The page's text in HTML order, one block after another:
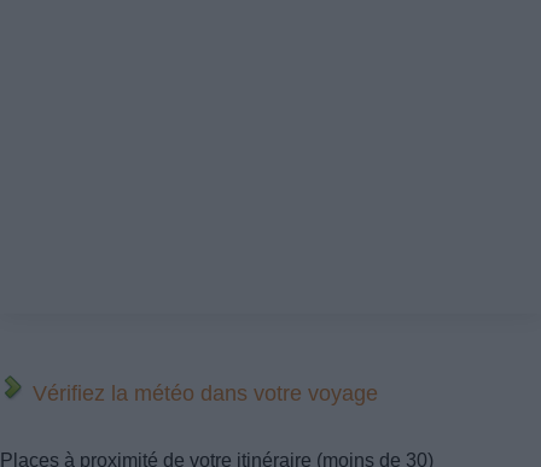
Vérifiez la météo dans votre voyage
Places à proximité de votre itinéraire (moins de 30)